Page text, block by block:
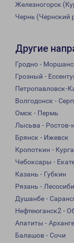
Железногорск
Чернь (Чернский
Другие
Гродно -
Грозный -
Петропавловск-
Волгодонск -
Омск - Пермь
Лысьва - Ростов-
Брянск - Ижевск
Кропоткин -
Чебоксары -
Казань - Губкин
Рязань -
Душанбе -
Нефтеюганск2 -
Апатиты -
Балашов - Сочи